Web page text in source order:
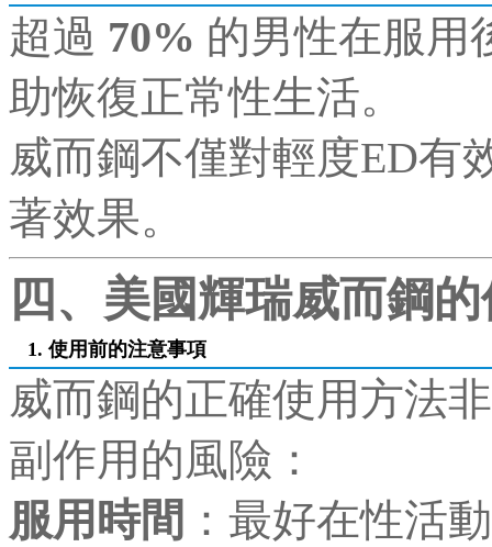
超過 70% 的男性在服用
助恢復正常性生活。
威而鋼不僅對輕度ED有
著效果。
四、美國輝瑞威而鋼
1. 使用前的注意事項
威而鋼的正確使用方法
副作用的風險：
服用時間 ：最好在性活